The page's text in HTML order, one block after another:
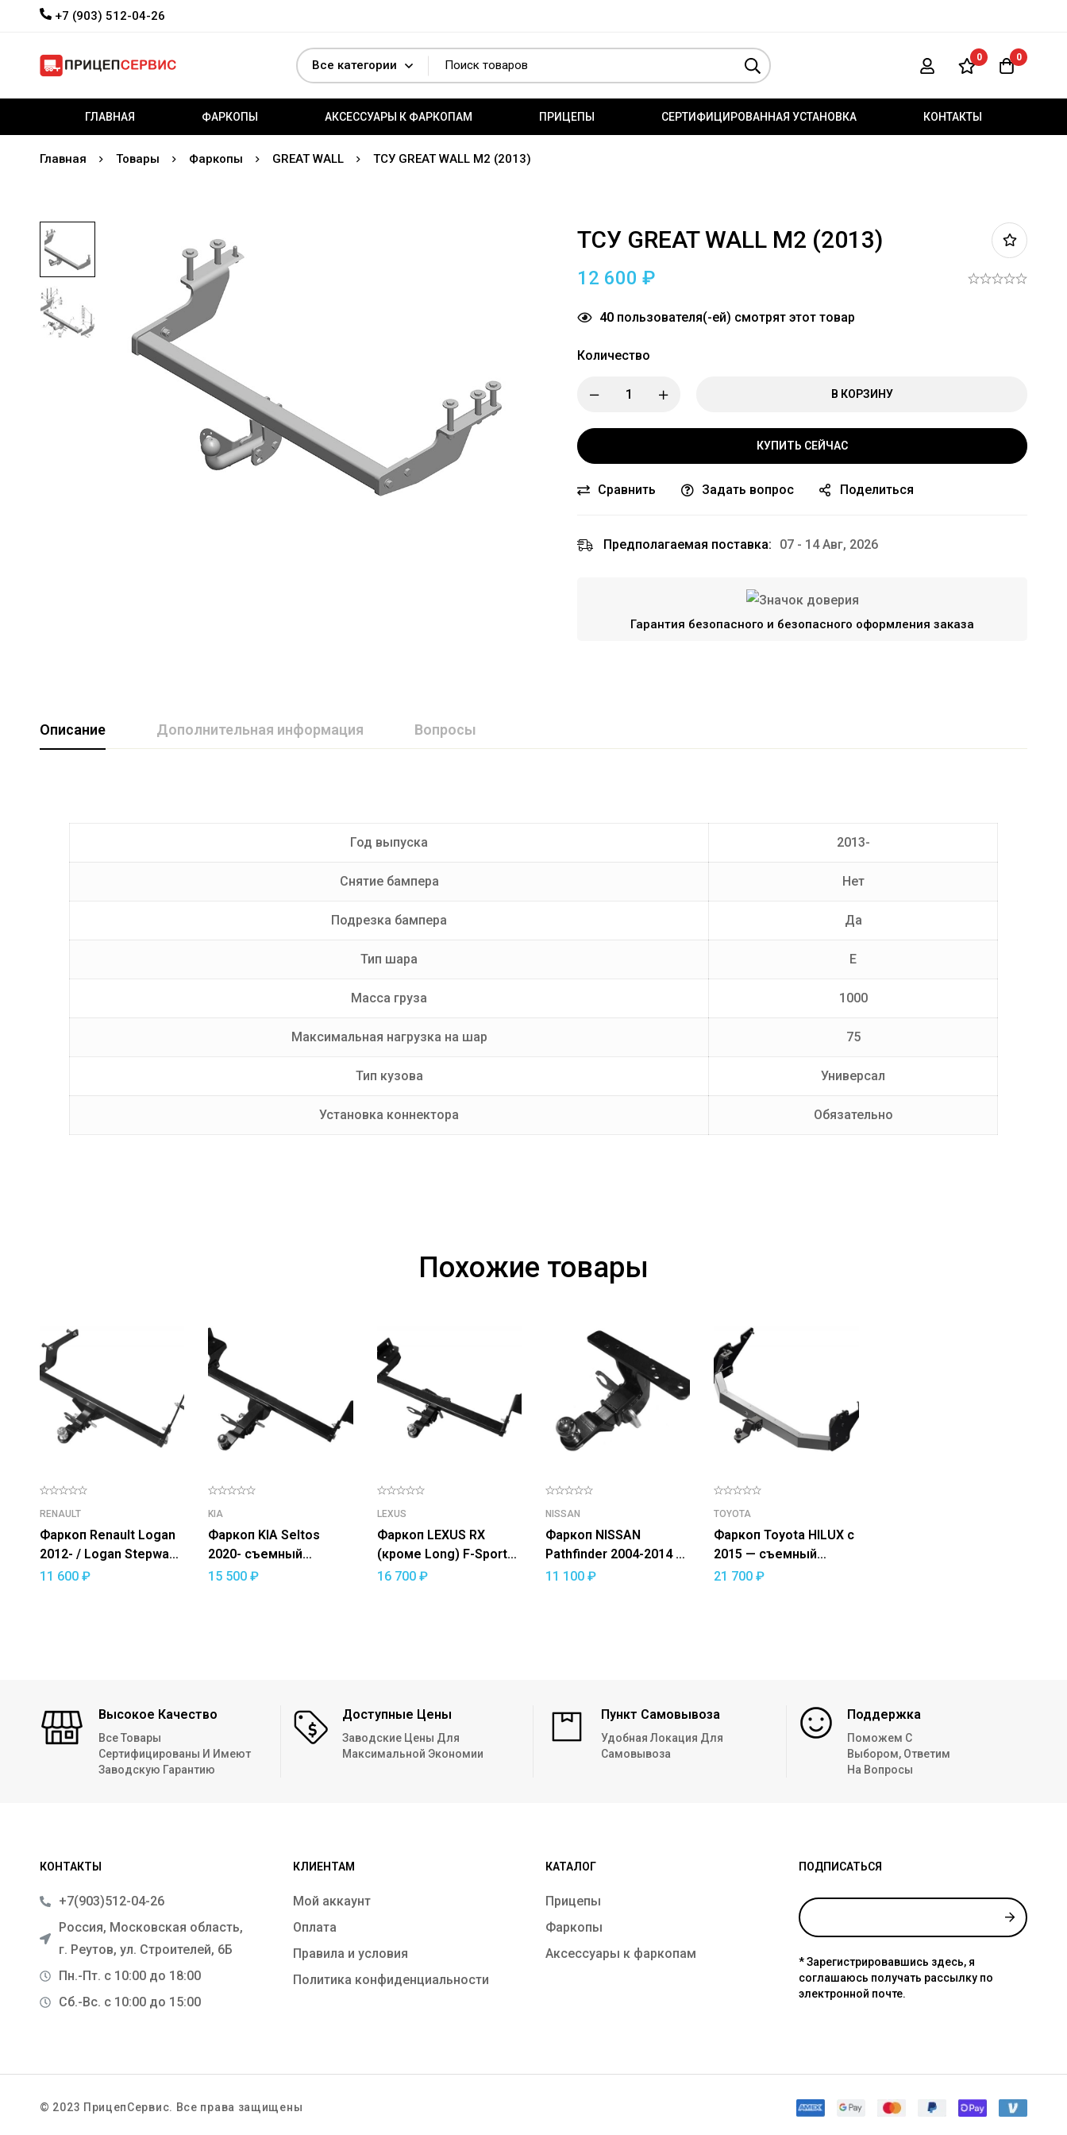
+7 (903) 512-04-26
0 0
ГЛАВНАЯ ФАРКОПЫ АКСЕССУАРЫ К ФАРКОПАМ ПРИЦЕПЫ СЕРТИФИЦИРОВАННАЯ УСТАНОВКА КОНТАКТЫ
Главная Товары Фаркопы GREAT WALL ТСУ GREAT WALL M2 (2013)
ТСУ GREAT WALL M2 (2013)
12 600 ₽
40 пользователя(-ей) смотрят этот товар
Количество
В КОРЗИНУ
КУПИТЬ СЕЙЧАС
Сравнить Задать вопрос Поделиться
Предполагаемая поставка: 07 - 14 Авг, 2026
Гарантия безопасного и безопасного оформления заказа
Описание Дополнительная информация Вопросы
Год выпуска 2013-
Снятие бампера Нет
Подрезка бампера Да
Тип шара E
Масса груза 1000
Максимальная нагрузка на шар 75
Тип кузова Универсал
Установка коннектора Обязательно
Производитель
Похожие товары
RENAULT
Фаркоп Renault Logan
2012- / Logan Stepway
2018 — съемный
11 600 ₽
KIA
Фаркоп KIA Seltos
2020- съемный
квадрат
15 500₽
LEXUS
Фаркоп LEXUS RX
(кроме Long) F-Sport
2015-19 — съемный
16 700 ₽
NISSAN
Фаркоп NISSAN
Pathfinder 2004-2014 —
съемный квадрат
11 100 ₽
TOYOTA
Фаркоп Toyota HILUX с
2015 — съемный
квадрат
21 700₽
Высокое Качество
Все Товары
Сертифицированы И Имеют
Заводскую Гарантию
Доступные Цены
Заводские Цены Для
Максимальной Экономии
Пункт Самовывоза
Удобная Локация Для
Самовывоза
Поддержка
Поможем С
Выбором, Ответим
На Вопросы
КОНТАКТЫ
+7(903)512-04-26
Россия, Московская область,
г. Реутов, ул. Строителей, 6Б
Пн.-Пт. с 10:00 до 18:00
Сб.-Вс. с 10:00 до 15:00
КЛИЕНТАМ
Мой аккаунт
Оплата
Правила и условия
Политика конфиденциальности
КАТАЛОГ
Прицепы
Фаркопы
Аксессуары к фаркопам
ПОДПИСАТЬСЯ
* Зарегистрировавшись здесь, я
соглашаюсь получать рассылку по
электронной почте.
© 2023 ПрицепСервис. Все права защищены